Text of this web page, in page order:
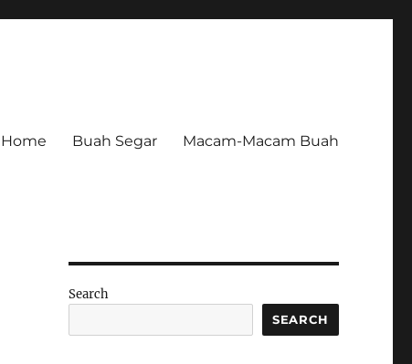
Home Buah Segar Macam-Macam Buah
Search
SEARCH